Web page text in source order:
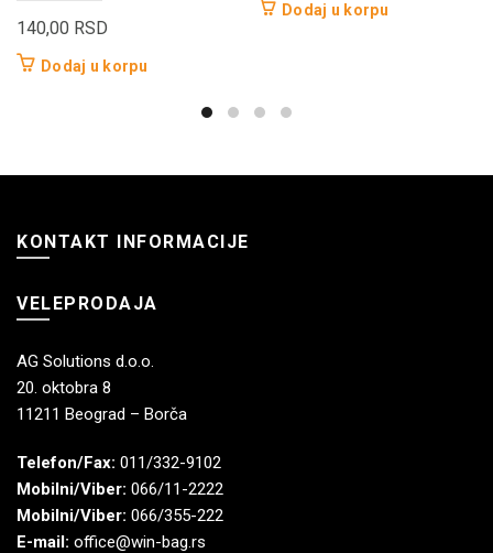
140,00 RSD
Dodaj u korpu
Dodaj u korpu
KONTAKT INFORMACIJE
VELEPRODAJA
AG Solutions d.o.o.
20. oktobra 8
11211 Beograd – Borča
Telefon/Fax: 011/332-9102
Mobilni/Viber: 066/11-2222
Mobilni/Viber: 066/355-222
E-mail: office@win-bag.rs